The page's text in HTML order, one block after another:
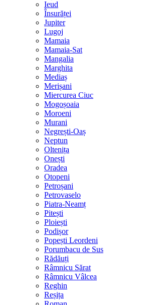
Ieud
Însurăței
Jupiter
Lugoj
Mamaia
Mamaia-Sat
Mangalia
Marghita
Mediaș
Merișani
Miercurea Ciuc
Mogoșoaia
Moroeni
Murani
Negrești-Oaș
Neptun
Oltenița
Onești
Oradea
Otopeni
Petroșani
Petrovaselo
Piatra-Neamț
Pitești
Ploiești
Podișor
Popești Leordeni
Porumbacu de Sus
Rădăuți
Râmnicu Sărat
Râmnicu Vâlcea
Reghin
Reșița